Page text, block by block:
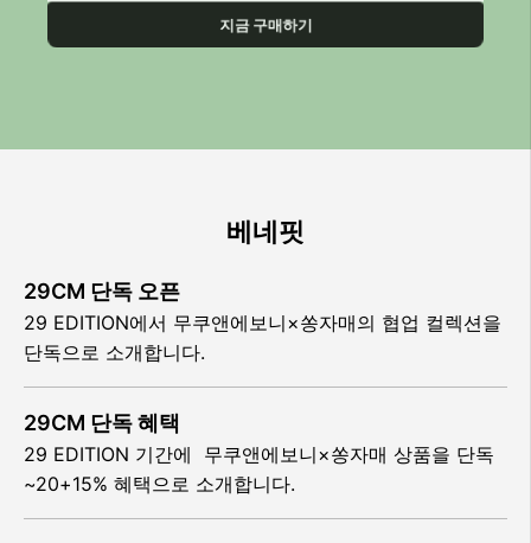
지금 구매하기
베네핏
29CM 단독 오픈
29 EDITION에서 무쿠앤에보니×쏭자매의 협업 컬렉션을
단독으로 소개합니다.
29CM 단독 혜택
29 EDITION 기간에  무쿠앤에보니×쏭자매 상품을 단독
~20+15% 혜택으로 소개합니다.